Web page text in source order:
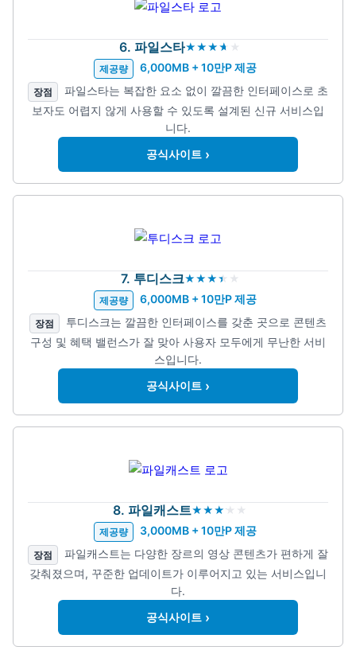
6. 파일스타
제공량 6,000MB + 10만P 제공
장점
파일스타는 복잡한 요소 없이 깔끔한 인터페이스로 초
보자도 어렵지 않게 사용할 수 있도록 설계된 신규 서비스입
니다.
공식사이트 ›
7. 투디스크
제공량 6,000MB + 10만P 제공
장점
투디스크는 깔끔한 인터페이스를 갖춘 곳으로 콘텐츠
구성 및 혜택 밸런스가 잘 맞아 사용자 모두에게 무난한 서비
스입니다.
공식사이트 ›
8. 파일캐스트
제공량 3,000MB + 10만P 제공
장점
파일캐스트는 다양한 장르의 영상 콘텐츠가 편하게 잘
갖춰졌으며, 꾸준한 업데이트가 이루어지고 있는 서비스입니
다.
공식사이트 ›